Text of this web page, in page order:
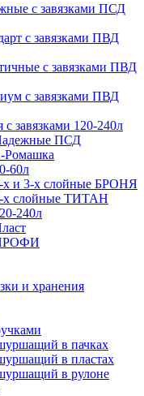
с завязками ПСД
с завязками ПВД
с завязками ПВД
с завязками ПВД
завязками 120-240л
ПСД
Ромашка
60л
х и 3-х слойные БРОНЯ
х слойные ТИТАН
240л
и хранения
в пачках
в пластах
в рулоне